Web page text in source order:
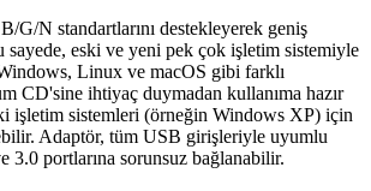
G/N standartlarını destekleyerek geniş
eski ve yeni pek çok işletim sistemiyle
Linux ve macOS gibi farklı
CD'sine ihtiyaç duymadan kullanıma hazır
işletim sistemleri (örneğin Windows XP) için
Adaptör, tüm USB girişleriyle uyumlu
3.0 portlarına sorunsuz bağlanabilir.